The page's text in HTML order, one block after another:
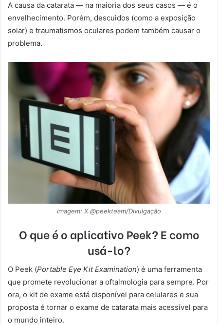
A causa da catarata — na maioria dos seus casos — é o
envelhecimento. Porém, descuidos (como a exposição
solar) e traumatismos oculares podem também causar o
problema.
Imagem: X @peekteam/Divulgação
O que é o aplicativo Peek? E como
usá-lo?
O Peek (Portable Eye Kit Examination) é uma ferramenta
que promete revolucionar a oftalmologia para sempre. Por
ora, o kit de exame está disponível para celulares e sua
proposta é tornar o exame de catarata mais acessível para
o mundo inteiro.